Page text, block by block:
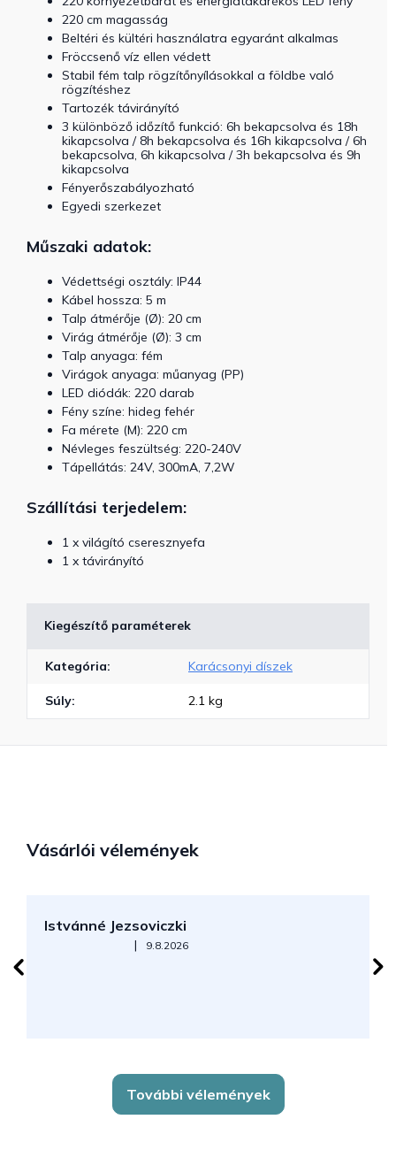
220 cm magasság
Beltéri és kültéri használatra egyaránt alkalmas
Fröccsenő víz ellen védett
Stabil fém talp rögzítőnyílásokkal a földbe való
rögzítéshez
Tartozék távirányító
3 különböző időzítő funkció: 6h bekapcsolva és 18h
kikapcsolva / 8h bekapcsolva és 16h kikapcsolva / 6h
bekapcsolva, 6h kikapcsolva / 3h bekapcsolva és 9h
kikapcsolva
Fényerőszabályozható
Egyedi szerkezet
Műszaki adatok:
Védettségi osztály: IP44
Kábel hossza: 5 m
Talp átmérője (Ø): 20 cm
Virág átmérője (Ø): 3 cm
Talp anyaga: fém
Virágok anyaga: műanyag (PP)
LED diódák: 220 darab
Fény színe: hideg fehér
Fa mérete (M): 220 cm
Névleges feszültség: 220-240V
Tápellátás: 24V, 300mA, 7,2W
Szállítási terjedelem:
1 x világító cseresznyefa
1 x távirányító
Kiegészítő paraméterek
Kategória: Karácsonyi díszek
Súly: 2.1 kg
Vásárlói vélemények
Istvánné Jezsoviczki
Az áruház értékelése 5-ből 5 csillag.
| 9.8.2026
További vélemények